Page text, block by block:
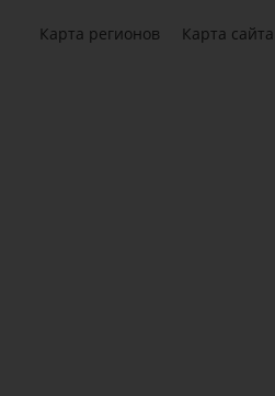
Карта регионов Карта сайта